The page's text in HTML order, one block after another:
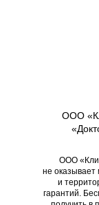
ООО
ООО
не
и
гарантий.